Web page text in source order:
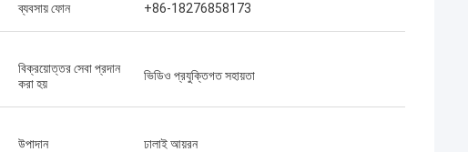
ব্যবসায় ফোন +86-18276858173
বিক্রয়োত্তর সেবা প্রদান
করা হয়
ভিডিও প্রযুক্তিগত সহায়তা
উপাদান ঢালাই আয়রন